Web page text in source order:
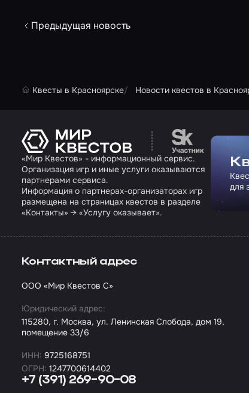
Предыдущая новость
Квесты в Красноярске Новости квестов в
Перейти на сайт
«Мир Квестов» - информационный сервис.
Организация игр и иные услуги оказываются
партнерами сервиса.
Информация о партнерах-организаторах игр
размещена на страницах квестов в разделе
«Контакты» → «Услугу оказывает».
для
+7 (391) 269-90-08
Контактный адрес
ООО «Мир Квестов С»
Юридический адрес:
115280, г. Москва, ул. Ленинская Слобода, дом 19,
помещение 33/6
ИНН: 9725168751
ОГРН: 1247700614402